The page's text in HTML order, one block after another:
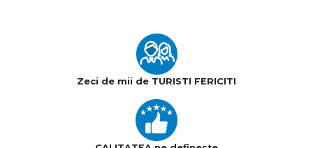
Zeci de mii de TURISTI FERICITI